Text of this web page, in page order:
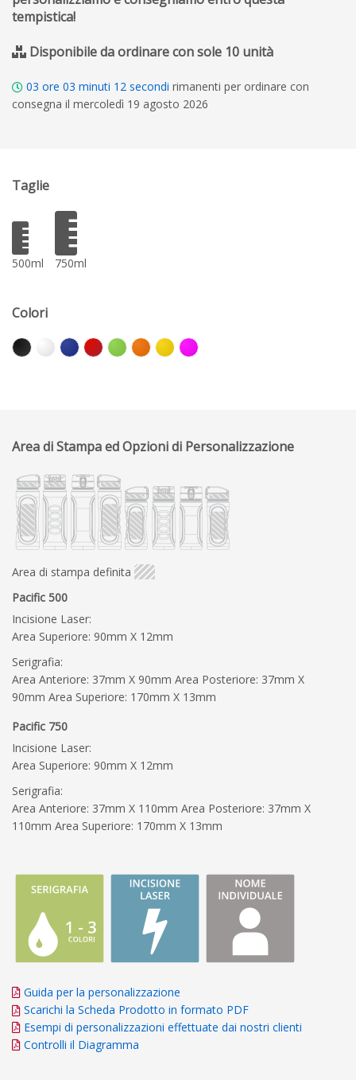
tempistica!
Disponibile da ordinare con sole 10 unità
03 ore 03 minuti 12 secondi rimanenti per ordinare con
consegna il mercoledì 19 agosto 2026
Taglie
500ml 750ml
Colori
Area di Stampa ed Opzioni di Personalizzazione
Area di stampa definita
Pacific 500
Incisione Laser:
Area Superiore: 90mm X 12mm
Serigrafia:
Area Anteriore: 37mm X 90mm Area Posteriore: 37mm X
90mm Area Superiore: 170mm X 13mm
Pacific 750
Incisione Laser:
Area Superiore: 90mm X 12mm
Serigrafia:
Area Anteriore: 37mm X 110mm Area Posteriore: 37mm X
110mm Area Superiore: 170mm X 13mm
Guida per la personalizzazione
Scarichi la Scheda Prodotto in formato PDF
Esempi di personalizzazioni effettuate dai nostri clienti
Controlli il Diagramma